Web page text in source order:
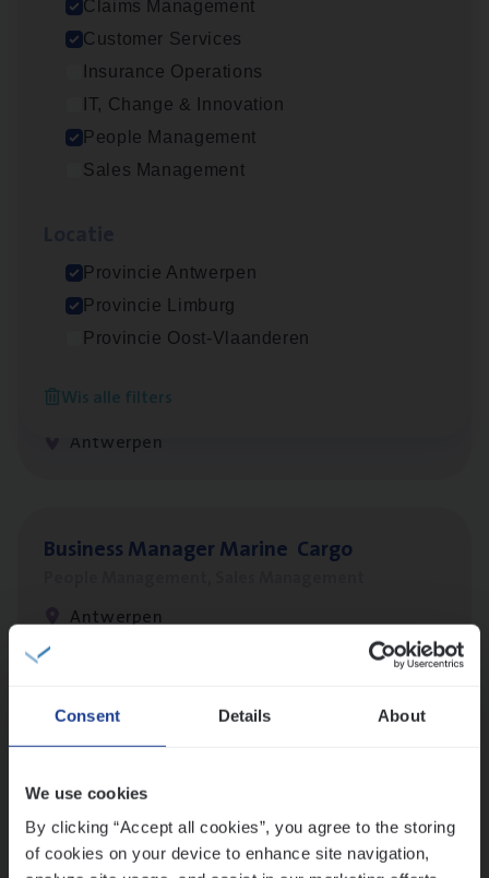
Consent Details About
We use cookies
By clicking “Accept all cookies”, you agree to the storing
of cookies on your device to enhance site navigation,
Claims Management
Customer Services
Insurance Operations
IT, Change & Innovation
People Management
Sales Management
Provincie Antwerpen
Provincie Limburg
Provincie Oost-Vlaanderen
Wis alle filters
Claims Management
Antwerpen
Cus­to­mer Care Expert
Antwerpen
Claims Management
Antwerpen
Busi­ness Mana­ger Mari­ne Cargo
Antwerpen
Lees onze verhalen
versterken
Mathias houdt van diepgaande dossiers én droge
humor